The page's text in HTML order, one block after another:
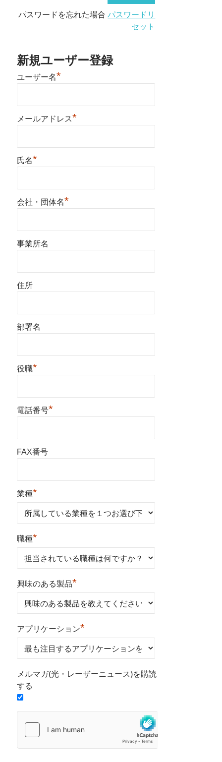
パスワードを忘れた場合パスワードリ
セット
新規ユーザー登録
ユーザー名*
メールアドレス*
氏名*
会社・団体名*
事業所名
住所
部署名
役職*
電話番号*
FAX番号
業種*
職種*
興味のある製品*
アプリケーション*
メルマガ(光・レーザーニュース)を購読
する